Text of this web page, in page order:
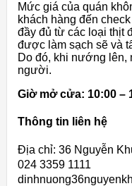
Mức giá của quán
khách hàng đến
đầy đủ từ các loại thịt
được làm sạch sẽ và
Do đó, khi nướng lên,
người.
Giờ mở cửa: 10:00 –
Thông tin liên hệ
Địa chỉ: 36 Nguyễn
024 3359 1111